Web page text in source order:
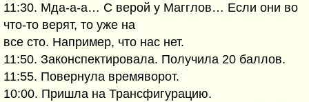
11:30. Мда-а-а… С верой у Магглов… Если они во
что-то верят, то уже на
все сто. Например, что нас нет.
11:50. Законспектировала. Получила 20 баллов.
11:55. Повернула времяворот.
10:00. Пришла на Трансфигурацию.